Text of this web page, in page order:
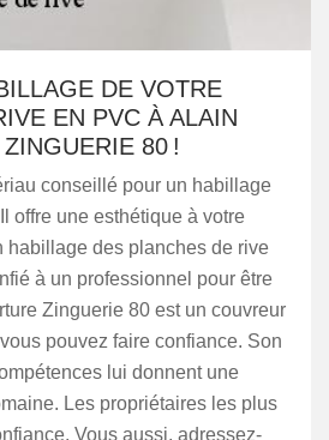
DE VOTRE
EN PVC À ALAIN
80 !
conseillé pour un habillage
offre une esthétique à votre
habillage des planches de rive
à un professionnel pour être
Zinguerie 80 est un couvreur
pouvez faire confiance. Son
lui donnent une
Les propriétaires les plus
Vous aussi, adressez-